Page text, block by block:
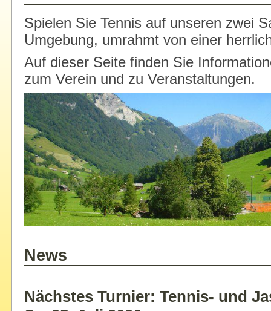
Spielen Sie Tennis auf unseren zwei
Umgebung, umrahmt von einer
Auf dieser Seite finden Sie
zum Verein und zu Veranstaltungen.
News
Nächstes Turnier: Tennis- und